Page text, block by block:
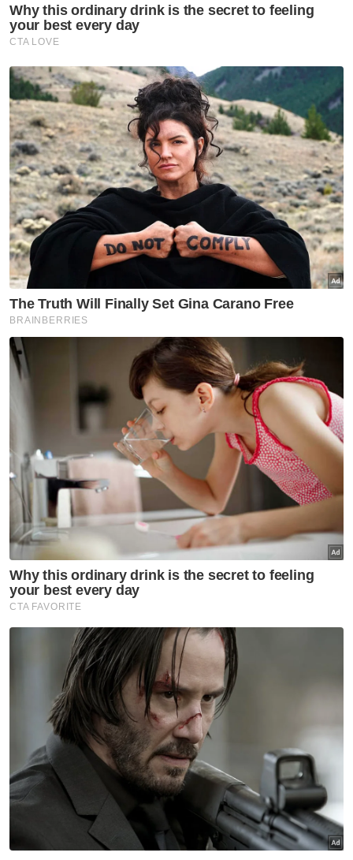
Malaysia jatuh tujuh anak tangga daripada
kedudukan ke-27 yang dicatatkan pada
tahun lalu, demikian menurut Laporan WCR
yang dikeluarkan Institut Antarabangsa bagi
IMD.
Singapura muncul sebagai ekonomi paling
kompetitif di dunia, mendaki empat anak
tangga dari tahun sebelumnya untuk
mengatasi Switzerland di tempat kedua,
diikuti Denmark di tempat ketiga.
Tambah kenyataan itu, lebih khuatir Malaysia
kini berada di bawah kedudukan Indonesia
dan Singapura dalam indeks tersebut serta
sedikit lebih tinggi daripada Filipina.
Artikel Berkaitan:
Kedudukan Malaysia dalam ranking daya saing dunia
IMD akan bertambah baik
Kelemahan ringgit beri impak besar kedudukan
Malaysia dalam Daya Saing Dunia IMD 2024
Guru Bahasa Inggeris dari Singapura: Ini penjelasan
Perdana Menteri
"Dengan penurunan yang signifikan ini,
adakah Lim Guan Eng akan mengeluarkan
kenyataan media sekali lagi untuk
menyuarakan pandangannya
memandangkan pada tahun 2022 beliau
pernah mengutarakan kegagalan Malaysia
dalam beberapa aspek yang penting.